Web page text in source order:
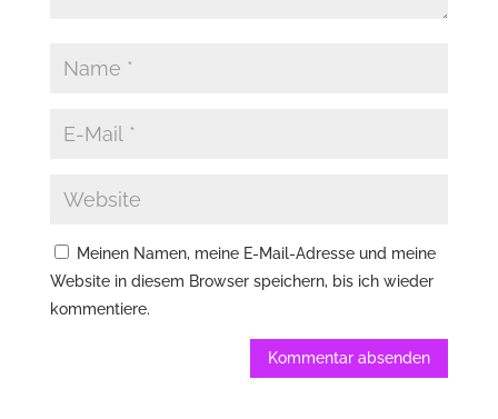
Meinen Namen, meine E-Mail-Adresse und meine
Website in diesem Browser speichern, bis ich wieder
kommentiere.